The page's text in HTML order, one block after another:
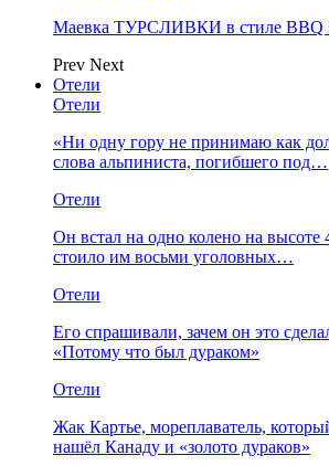
Маевка ТУРСЛИВКИ в стиле BBQ
Prev Next
Отели
Отели
«Ни одну гору не принимаю как
слова альпиниста, погибшего под…
Отели
Он встал на одно колено на
стоило им восьми уголовных…
Отели
Его спрашивали, зачем он это
«Потому что был дураком»
Отели
Жак Картье, мореплаватель,
нашёл Канаду и «золото дураков»